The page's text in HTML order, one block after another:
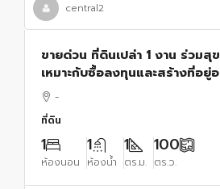
central2
ขายด่วน ที่ดินเปล่า 1 งาน ร่วมสุ
เหมาะกับซื้อลงทุนและสร้างที่อยู่
-
ที่ดิน
1
ห้องนอน
1
ห้องน้ำ
1
ตร.ม.
100
ตร.ว.